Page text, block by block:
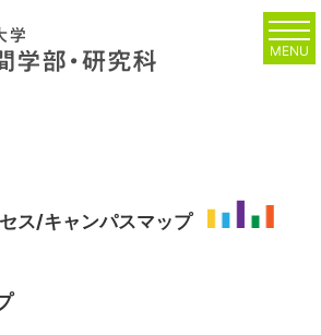
MENU
ス/キャンパスマップ